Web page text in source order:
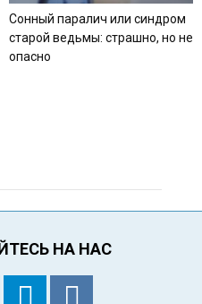
Сонный паралич или синдром
старой ведьмы: страшно, но не
опасно
НА НАС